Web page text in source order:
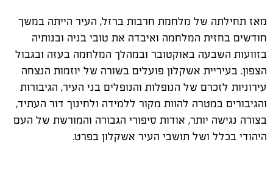
מאז תחילתה של מלחמת חרבות ברזל, העיר הייתה במשך
חודשים בחזית המלחמה ואיבדה את טובי בניה ובנותיה
בזוועות השבעה באוקטובר ובמהלך המלחמה בעזה ובגבול
הצפון. בעיריית אשקלון פועלים בשורה של יוזמות הנצחה
עירוניות לזכרם של הנופלות והנופלים בני העיר, הגיבורות
והגיבורים במטרה להוות מקור ללמידה ולחינוך דור העתיד,
בצורה נגישה יותר, אודות סיפורי הגבורה והמורשת של העם
היהודי בכלל ושל תושבי העיר אשקלון בפרט.